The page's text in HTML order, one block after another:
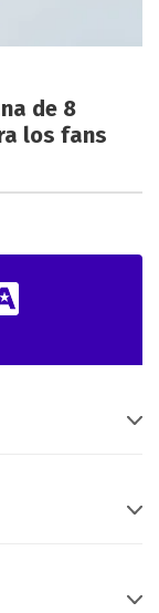
de 8
los fans